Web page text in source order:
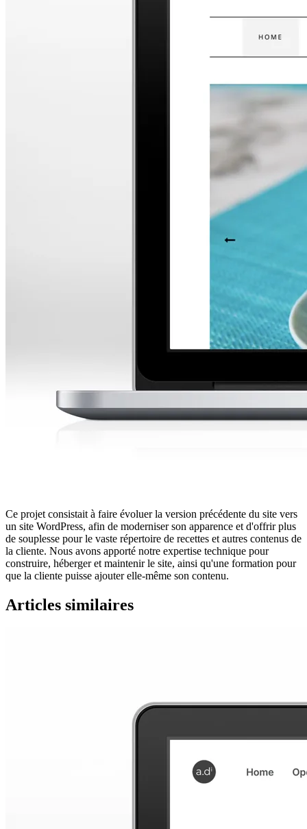
Ce projet consistait à faire évoluer la version précédente du site vers
un site WordPress, afin de moderniser son apparence et d'offrir plus
de souplesse pour le vaste répertoire de recettes et autres contenus de
la cliente. Nous avons apporté notre expertise technique pour
construire, héberger et maintenir le site, ainsi qu'une formation pour
que la cliente puisse ajouter elle-même son contenu.
Articles similaires